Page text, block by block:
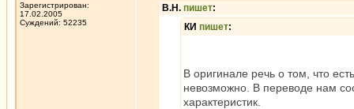
Зарегистрирован:
17.02.2005
Суждений: 52235
В.Н. пишет:
КИ пишет:
В оригинале речь о том, что
невозможно. В переводе нам
характеристик.